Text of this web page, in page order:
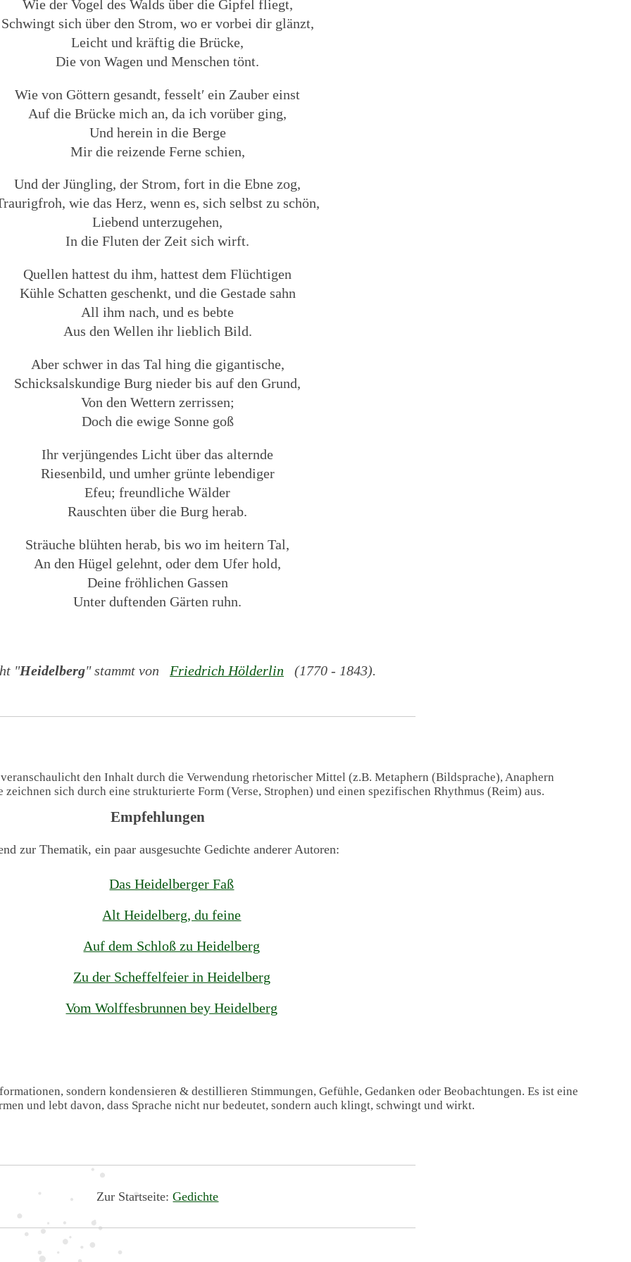
Wie der Vogel des Walds über die Gipfel fliegt,
Schwingt sich über den Strom, wo er vorbei dir glänzt,
Leicht und kräftig die Brücke,
Die von Wagen und Menschen tönt.
Wie von Göttern gesandt, fesselt′ ein Zauber einst
Auf die Brücke mich an, da ich vorüber ging,
Und herein in die Berge
Mir die reizende Ferne schien,
Und der Jüngling, der Strom, fort in die Ebne zog,
wie das Herz, wenn es, sich selbst zu schön,
Liebend unterzugehen,
In die Fluten der Zeit sich wirft.
Quellen hattest du ihm, hattest dem Flüchtigen
Kühle Schatten geschenkt, und die Gestade sahn
All ihm nach, und es bebte
Aus den Wellen ihr lieblich Bild.
Aber schwer in das Tal hing die gigantische,
Schicksalskundige Burg nieder bis auf den Grund,
Von den Wettern zerrissen;
Doch die ewige Sonne goß
Ihr verjüngendes Licht über das alternde
Riesenbild, und umher grünte lebendiger
Efeu; freundliche Wälder
Rauschten über die Burg herab.
Sträuche blühten herab, bis wo im heitern Tal,
An den Hügel gelehnt, oder dem Ufer hold,
Deine fröhlichen Gassen
Unter duftenden Gärten ruhn.
"Heidelberg" stammt von Friedrich Hölderlin (1770 - 1843).
den Inhalt durch die Verwendung rhetorischer Mittel (z.B. Metaphern (Bildsprache), Anaphern
sich durch eine strukturierte Form (Verse, Strophen) und einen spezifischen Rhythmus (Reim) aus.
Empfehlungen
zur Thematik, ein paar ausgesuchte Gedichte anderer Autoren:
Das Heidelberger Faß
Alt Heidelberg, du feine
Auf dem Schloß zu Heidelberg
Zu der Scheffelfeier in Heidelberg
Vom Wolffesbrunnen bey Heidelberg
sondern kondensieren & destillieren Stimmungen, Gefühle, Gedanken oder Beobachtungen. Es ist eine
und lebt davon, dass Sprache nicht nur bedeutet, sondern auch klingt, schwingt und wirkt.
Zur Startseite:Gedichte